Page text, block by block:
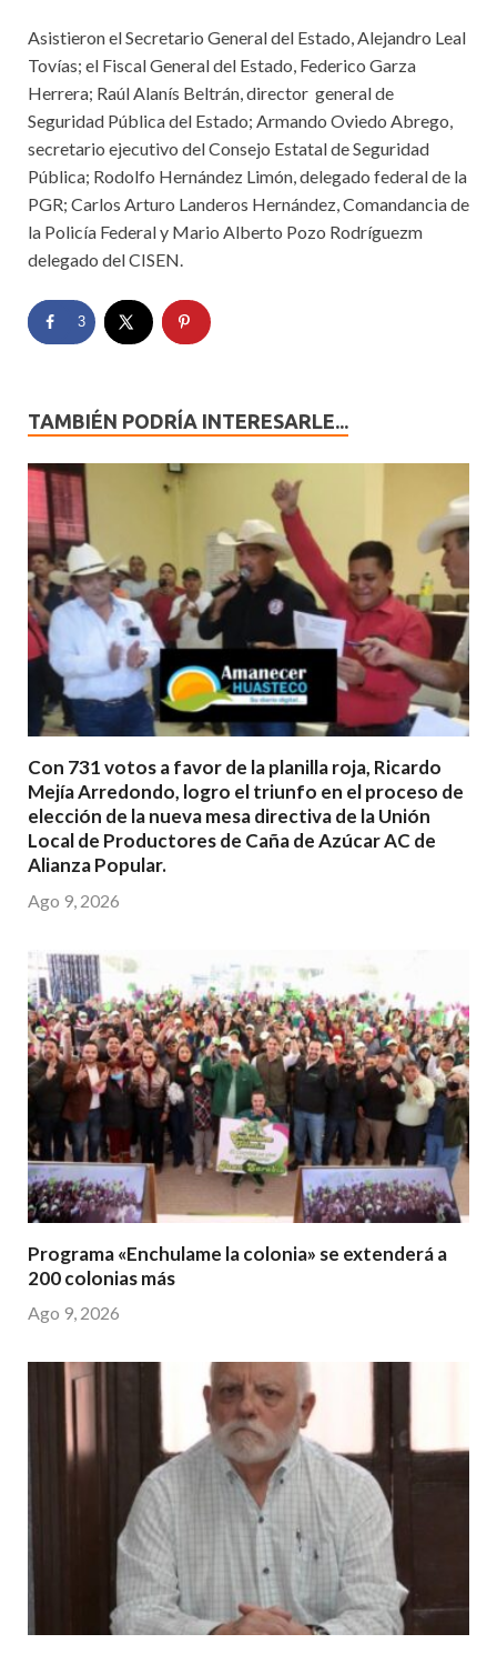
Asistieron el Secretario General del Estado, Alejandro Leal
Tovías; el Fiscal General del Estado, Federico Garza
Herrera; Raúl Alanís Beltrán, director general de
Seguridad Pública del Estado; Armando Oviedo Abrego,
secretario ejecutivo del Consejo Estatal de Seguridad
Pública; Rodolfo Hernández Limón, delegado federal de la
PGR; Carlos Arturo Landeros Hernández, Comandancia de
la Policía Federal y Mario Alberto Pozo Rodríguezm
delegado del CISEN.
3
TAMBIÉN PODRÍA INTERESARLE...
Con 731 votos a favor de la planilla roja, Ricardo
Mejía Arredondo, logro el triunfo en el proceso de
elección de la nueva mesa directiva de la Unión
Local de Productores de Caña de Azúcar AC de
Alianza Popular.
Ago 9, 2026
Programa «Enchulame la colonia» se extenderá a
200 colonias más
Ago 9, 2026